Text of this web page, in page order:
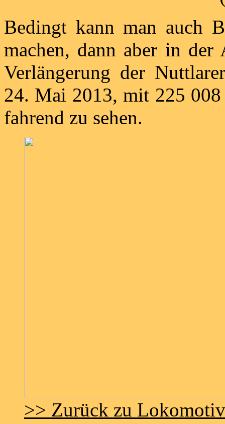
Bedingt kann man auch
machen, dann aber in
Verlängerung der
24. Mai 2013, mit 225
fahrend zu sehen.
>> Zurück zu